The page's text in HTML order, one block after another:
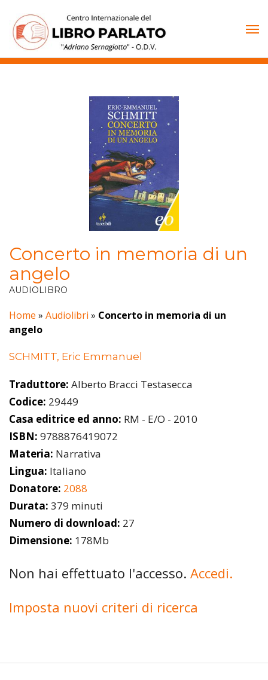
contenuto
Concerto in memoria di un
angelo
AUDIOLIBRO
Home » Audiolibri » Concerto in memoria di un
angelo
SCHMITT, Eric Emmanuel
Traduttore: Alberto Bracci Testasecca
Codice: 29449
Casa editrice ed anno: RM - E/O - 2010
ISBN: 9788876419072
Materia: Narrativa
Lingua: Italiano
Donatore: 2088
Durata: 379 minuti
Numero di download: 27
Dimensione: 178Mb
Non hai effettuato l'accesso. Accedi.
Imposta nuovi criteri di ricerca